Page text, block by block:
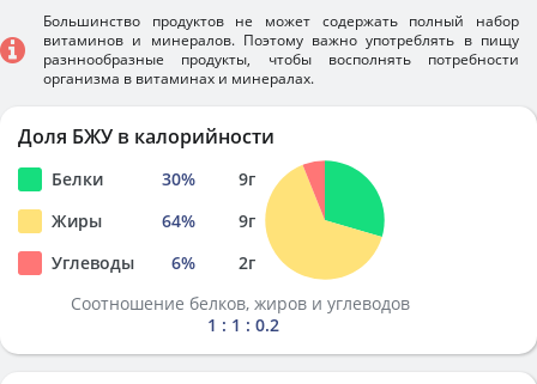
Большинство продуктов не может содержать полный набор
витаминов и минералов. Поэтому важно употреблять в пищу
разннообразные продукты, чтобы восполнять потребности
организма в витаминах и минералах.
Доля БЖУ в калорийности
Белки 30% 9г
Жиры
64% 9г
Углеводы
6% 2г
Соотношение белков, жиров и углеводов
1 : 1 : 0.2